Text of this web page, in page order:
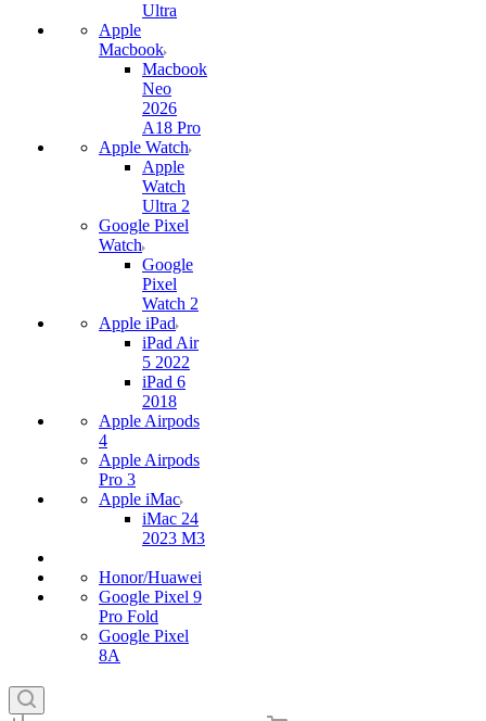
Ultra
Apple
Macbook
Macbook
Neo
2026
A18 Pro
Apple Watch
Apple
Watch
Ultra 2
Google Pixel
Watch
Google
Pixel
Watch 2
Apple iPad
iPad Air
5 2022
iPad 6
2018
Apple Airpods
4
Apple Airpods
Pro 3
Apple iMac
iMac 24
2023 M3
Honor/Huawei
Google Pixel 9
Pro Fold
Google Pixel
8A